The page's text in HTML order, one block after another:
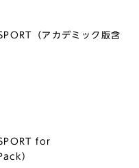
（アカデミック版含
for
）